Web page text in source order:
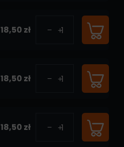
18,50 zł
18,50 zł
18,50 zł